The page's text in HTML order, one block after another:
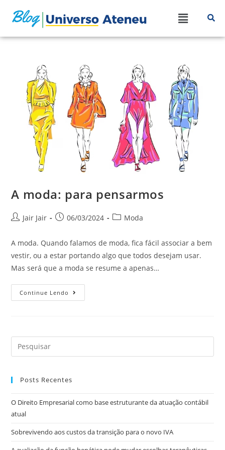
A moda: para pensarmos
Jair Jair 06/03/2024 Moda
A moda. Quando falamos de moda, fica fácil associar a bem
vestir, ou a estar portando algo que todos desejam usar.
Mas será que a moda se resume a apenas…
Continue Lendo
Posts Recentes
O Direito Empresarial como base estruturante da atuação contábil
atual
Sobrevivendo aos custos da transição para o novo IVA